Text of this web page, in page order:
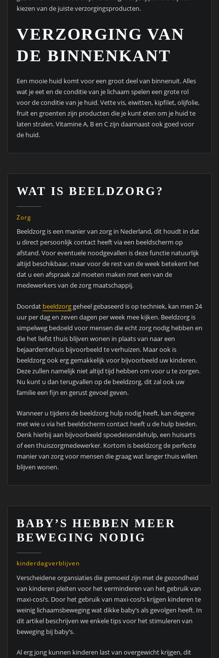
kiezen van de juiste verzorgingsproducten.
VERZORGING VAN
DE BINNENKANT
Een mooie huid komt voor een groot deel van binnenuit. Alles
wat je eet en de conditie van je lichaam spelen een grote rol
voor de conditie van je huid. Vette vis, eiwitten, kipfilet, olijfolie,
fruit en groenten zijn producten die je kunt eten om je huid te
laten stralen. Vitamine A, B en C zijn daarnaast ook goed voor
de huid.
WAT IS BEELDZORG?
Zorg
Beeldzorg is een manier van zorg in Nederland, dit houdt in dat
u direct persoonlijk contact heeft via een beeldscherm op
afstand. Voor eventuele noodgevallen is deze functie natuurlijk
altijd beschikbaar, maar voor de rest van de week betekent het
dat u een afspraak zal moeten maken met een van de
medewerkers van de zorg maatschappij.
Doordat beeldzorggeheel gebaseerd is op techniek, kan men 24
uur per dag en zeven dagen per week mee kijken. Beeldzorg is
simpelweg bedoeld voor mensen die echt zorg nodig hebben en
die het liefst thuis blijven wonen in plaats van naar een
bejaardentehuis bijvoorbeeld te verhuizen. Maar ook is
beeldzorg ook erg gemakkelijk voor bijvoorbeeld uw kinderen.
Deze zullen namelijk niet altijd tijd hebben om voor u te zorgen.
Nu kunt u dan terugvallen op de beeldzorg, dit zal ook uw
familie een fijn en gerust gevoel geven.
Wanneer u tijdens de beeldzorg hulp nodig heeft, kan degene
met wie u via het beeldscherm contact heeft u de hulp bieden.
Denk hierbij aan bijvoorbeeld spoedeisendehulp, een huisarts
of een thuiszorgmedewerker. Kortom is beeldzorg de perfecte
manier van zorg voor mensen die graag wat langer thuis willen
blijven wonen.
BABY’S HEBBEN MEER
BEWEGING NODIG
kinderdagverblijven
Verscheidene organsiaties die gemoeid zijn met de gezondheid
van kinderen pleiten voor het verminderen van het gebruik van
maxi-cosi’s. Door het gebruik van maxi-cosi’s krijgen kinderen te
weinig lichaamsbeweging wat dikke baby’s als gevolgen heeft. In
dit artikel beschrijven we enkele tips voor het stimuleren van
beweging bij baby’s.
Al erg jong kunnen kinderen last van overgewicht krijgen, dit